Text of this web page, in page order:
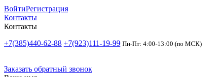
ВойтиРегистрация
Контакты
Контакты
+7(385)440-62-88 +7(923)111-19-99 Пн-Пт: 4:00-13:00 (по МСК)
Заказать обратный звонок